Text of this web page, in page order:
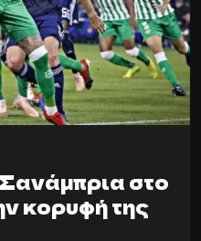
στο
κορυφή της